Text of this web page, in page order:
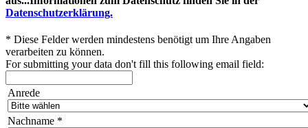
Datenschutzerklärung.
* Diese Felder werden mindestens benötigt um Ihre Angaben
verarbeiten zu können.
For submitting your data don't fill this following email field:
Anrede
Nachname *